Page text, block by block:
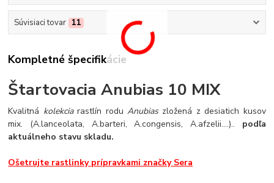
Súvisiaci tovar 11
Kompletné špecifikácie
Štartovacia Anubias 10 MIX
Kvalitná kolekciarastlín rodu Anubiaszložená z desiatich kusov
mix. (A.lanceolata, A.barteri, A.congensis, A.afzelii....).. podľa
aktuálneho stavu skladu.
Ošetrujte rastlinky prípravkami značky Sera